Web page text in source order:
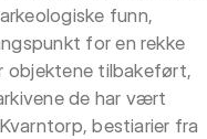
funn,
for en rekke
objektene tilbakeført,
de har vært
bestiarier fra